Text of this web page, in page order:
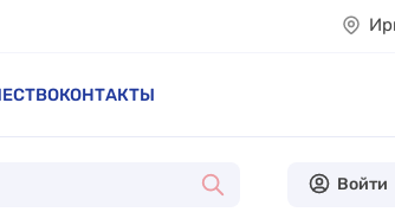
КОНТАКТЫ
Войти